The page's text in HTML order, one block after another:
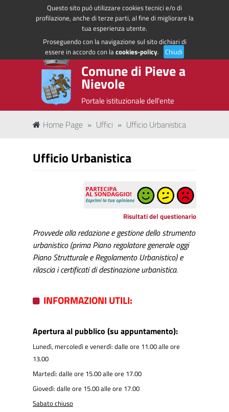
Questo sito può utilizzare cookies tecnici e/o di
profilazione, anche di terze parti, al fine di migliorare la
tua esperienza utente.
Proseguendo con la navigazione sul sito dichiari di
essere in accordo con lacookies-policy. Chiudi
Regione Toscana Accedi ai servizi
Comune di Pieve a
Nievole
Portale istituzionale dell'ente
Home Page » Uffici » Ufficio Urbanistica
Ufficio Urbanistica
Risultati del questionario
Provvede alla redazione e gestione dello strumento
urbanistico (prima Piano regolatore generale oggi
Piano Strutturale e Regolamento Urbanistico) e
rilascia i certificati di destinazione urbanistica.
INFORMAZIONI UTILI:
Apertura al pubblico (su appuntamento):
Lunedì, mercoledì e venerdì: dalle ore 11.00 alle ore
13.00
Martedì: dalle ore 15.00 alle ore 17.00
Giovedì: dalle ore 15.00 alle ore 17.00
Sabato chiuso